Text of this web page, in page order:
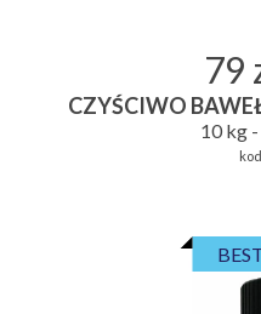
79
CZYŚCIWO
10 kg